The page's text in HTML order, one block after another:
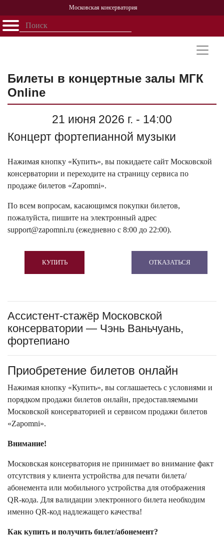
Московская консерватория
Открыть - закрыть
Персоналии
История
Билеты в концертные залы МГК
Online
21 июня 2026 г. - 14:00
Концерт фортепианной музыки
Нажимая кнопку «Купить», вы покидаете сайт Московской
консерватории и переходите на страницу сервиса по
продаже билетов «Zapomni».
По всем вопросам, касающимся покупки билетов,
пожалуйста, пишите на электронный адрес
support@zapomni.ru (ежедневно с 8:00 до 22:00).
КУПИТЬ ОТКАЗАТЬСЯ
Ассистент-стажёр Московской
консерватории — Чэнь Ваньчуань,
фортепиано
Приобретение билетов онлайн
Нажимая кнопку «Купить», вы соглашаетесь с условиями и
порядком продажи билетов онлайн, предоставляемыми
Московской консерваторией и сервисом продажи билетов
«Zapomni».
Внимание!
Московская консерватория не принимает во внимание факт
отсутствия у клиента устройства для печати билета/
абонемента или мобильного устройства для отображения
QR-кода. Для валидации электронного билета необходим
именно QR-код надлежащего качества!
Как купить и получить билет/абонемент?